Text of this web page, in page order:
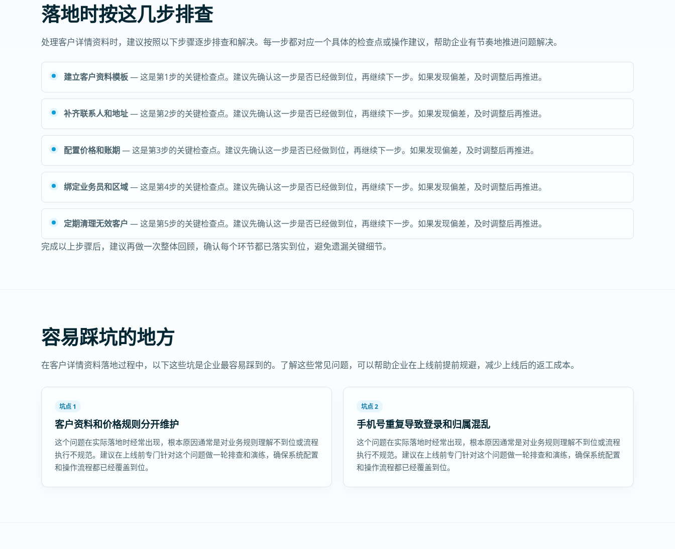
落地时按这几步排查
处理客户详情资料时，建议按照以下步骤逐步排查和解决。每一步都对应一个具体的检查点或操作建议，帮助企业有节奏地推进问题解决。
建立客户资料模板— 这是第1步的关键检查点。建议先确认这一步是否已经做到位，再继续下一步。如果发现偏差，及时调整后再推进。
补齐联系人和地址— 这是第2步的关键检查点。建议先确认这一步是否已经做到位，再继续下一步。如果发现偏差，及时调整后再推进。
配置价格和账期— 这是第3步的关键检查点。建议先确认这一步是否已经做到位，再继续下一步。如果发现偏差，及时调整后再推进。
绑定业务员和区域— 这是第4步的关键检查点。建议先确认这一步是否已经做到位，再继续下一步。如果发现偏差，及时调整后再推进。
定期清理无效客户 — 这是第5步的关键检查点。建议先确认这一步是否已经做到位，再继续下一步。如果发现偏差，及时调整后再推进。
完成以上步骤后，建议再做一次整体回顾，确认每个环节都已落实到位，避免遗漏关键细节。
容易踩坑的地方
在客户详情资料落地过程中，以下这些坑是企业最容易踩到的。了解这些常见问题，可以帮助企业在上线前提前规避，减少上线后的返工成本。
坑点 1
客户资料和价格规则分开维护
这个问题在实际落地时经常出现，根本原因通常是对业务规则理解不到位或流程
执行不规范。建议在上线前专门针对这个问题做一轮排查和演练，确保系统配置
和操作流程都已经覆盖到位。
坑点 2
手机号重复导致登录和归属混乱
这个问题在实际落地时经常出现，根本原因通常是对业务规则理解不到位或流程
执行不规范。建议在上线前专门针对这个问题做一轮排查和演练，确保系统配置
和操作流程都已经覆盖到位。